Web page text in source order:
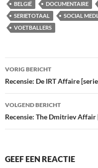
BELGIË DOCUMENTAIRE
SERIETOTAAL
SOCIAL
VOETBALLERS
Bericht
navigatie
VORIG BERICHT
Recensie: De IRT Affaire
VOLGEND BERICHT
Recensie: The Dmitriev Affair
GEEF EEN REACTIE